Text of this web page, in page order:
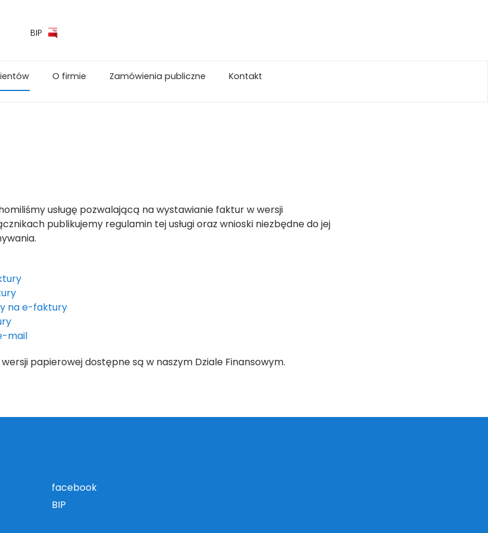
BIP
O firmie Zamówienia publiczne Kontakt
usługę pozwalającą na wystawianie faktur w wersji
publikujemy regulamin tej usługi oraz wnioski niezbędne do jej
na e-faktury
mail
papierowej dostępne są w naszym Dziale Finansowym.
facebook
BIP